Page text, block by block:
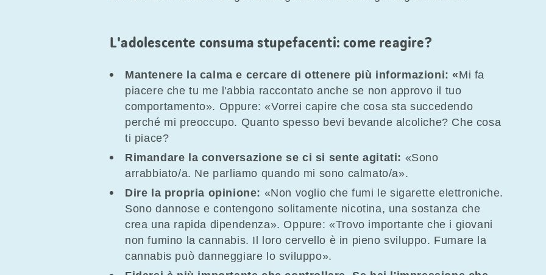
L'adolescente consuma stupefacenti: come reagire?
Mantenere la calma e cercare di ottenere più informazioni: «Mi fa
piacere che tu me l'abbia raccontato anche se non approvo il tuo
comportamento». Oppure: «Vorrei capire che cosa sta succedendo
perché mi preoccupo. Quanto spesso bevi bevande alcoliche? Che cosa
ti piace?
Rimandare la conversazione se ci si sente agitati: «Sono
arrabbiato/a. Ne parliamo quando mi sono calmato/a».
Dire la propria opinione: «Non voglio che fumi le sigarette elettroniche.
Sono dannose e contengono solitamente nicotina, una sostanza che
crea una rapida dipendenza». Oppure: «Trovo importante che i giovani
non fumino la cannabis. Il loro cervello è in pieno sviluppo. Fumare la
cannabis può danneggiare lo sviluppo».